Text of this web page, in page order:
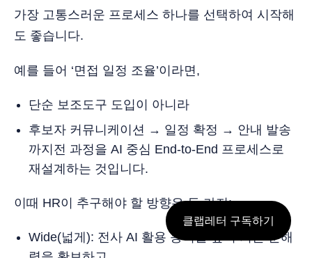
가장 고통스러운 프로세스 하나를 선택하여 시작해
도 좋습니다.
예를 들어 ‘면접 일정 조율’이라면,
단순 보조도구 도입이 아니라
후보자 커뮤니케이션 → 일정 확정 → 안내 발송
까지전 과정을 AI 중심 End-to-End 프로세스로
재설계하는 것입니다.
이때 HR이 추구해야 할 방향은 두 가지:
Wide(넓게): 전사 AI 활용 능력을 높여 기본 문해
클랩레터 구독하기